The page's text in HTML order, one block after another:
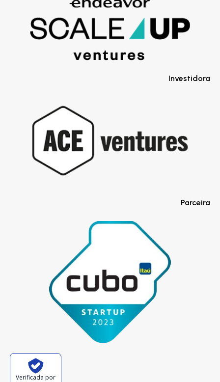
Investidora
Parceira
Verificada por